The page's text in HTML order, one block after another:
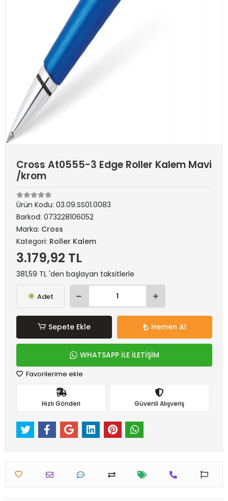
Cross At0555-3 Edge Roller Kalem Mavi
/krom
Ürün Kodu: 03.09.SS01.0083
Barkod: 073228106052
Marka: Cross
Kategori: Roller Kalem
3.179,92 TL
381,59 TL 'den başlayan taksitlerle
Adet
Sepete Ekle Hemen Al
WHATSAPP İLE İLETİŞİM
Favorilerime ekle
Hızlı Gönderi Güvenli Alışveriş